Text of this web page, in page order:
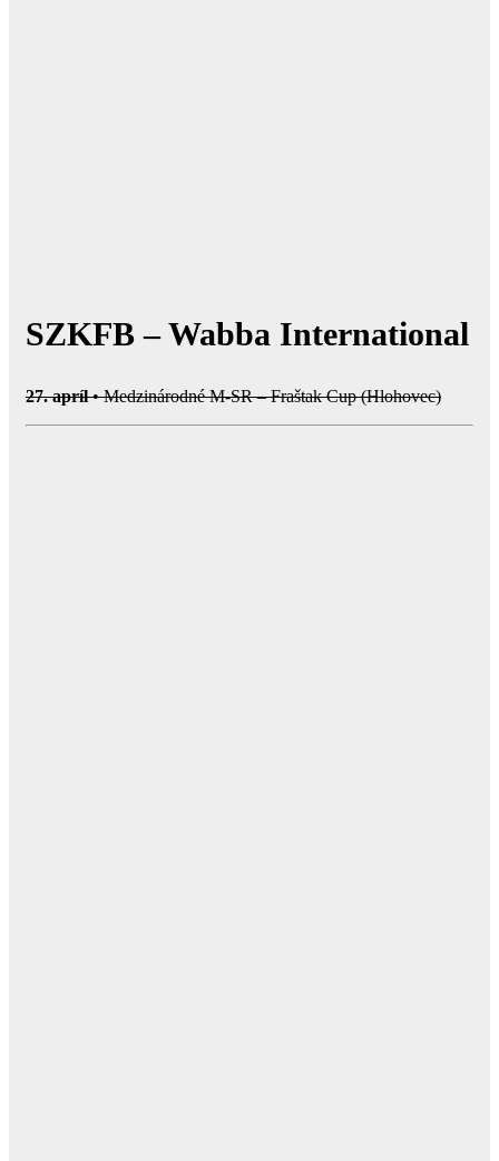
SZKFB – Wabba International
27. apríl• Medzinárodné M-SR – Fraštak Cup (Hlohovec)